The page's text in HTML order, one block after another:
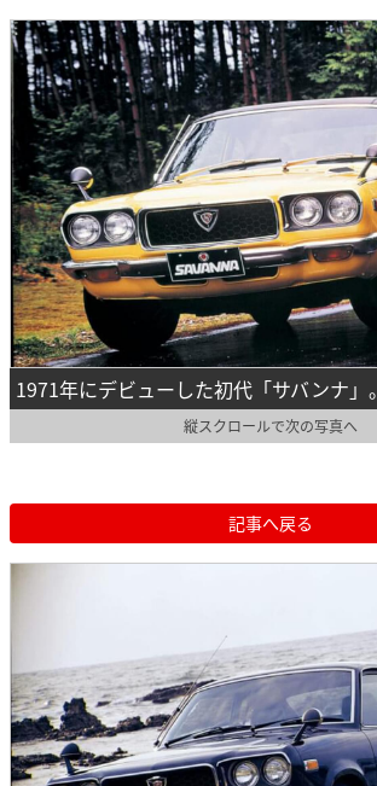
1971年にデビューした初代「サバンナ」。
縦スクロールで次の写真へ
記事へ戻る